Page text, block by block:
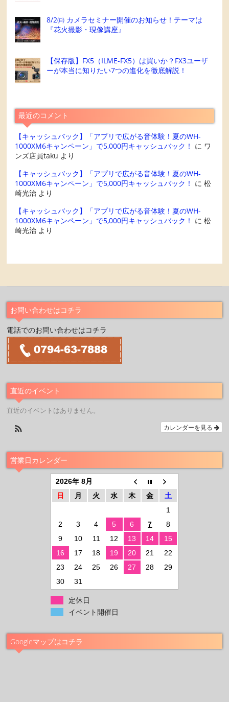
8/2㈰ カメラセミナー開催のお知らせ！テーマは
『花火撮影・現像講座』
【保存版】FX5（ILME-FX5）は買いか？FX3ユーザ
ーが本当に知りたい7つの進化を徹底解説！
最近のコメント
【キャッシュバック】「アプリで広がる音体験！夏のWH-
1000XM6キャンペーン」で5,000円キャッシュバック！ に ワ
ンズ店員taku より
【キャッシュバック】「アプリで広がる音体験！夏のWH-
1000XM6キャンペーン」で5,000円キャッシュバック！ に松
崎光治 より
【キャッシュバック】「アプリで広がる音体験！夏のWH-
1000XM6キャンペーン」で5,000円キャッシュバック！ に松
崎光治 より
お問い合わせはコチラ
電話でのお問い合わせはコチラ
直近のイベント
直近のイベントはありません。
カレンダーを見る
営業日カレンダー
2026年 8月
日
月 火 水 木 金
土
1
2
3 4 5 6 7
8
9
10 11 12 13 14
15
16
17 18 19 20 21
22
23
24 25 26 27 28
29
30
31
定休日
イベント開催日
Googleマップはコチラ